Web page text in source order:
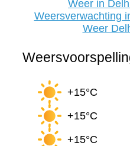
Weer in
Weersverwachting
Weer
+15°C
+15°C
+15°C